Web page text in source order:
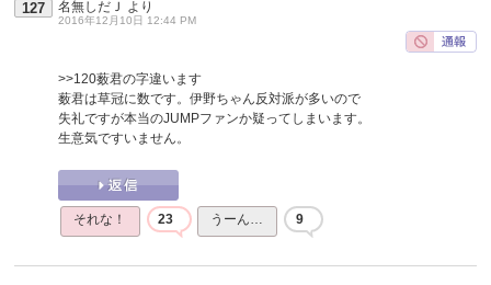
127 名無しだＪ より
2016年12月10日 12:44 PM
>>120薮君の字違います
薮君は草冠に数です。伊野ちゃん反対派が多いので
失礼ですが本当のJUMPファンか疑ってしまいます。
生意気ですいません。
それな！ 23 うーん… 9